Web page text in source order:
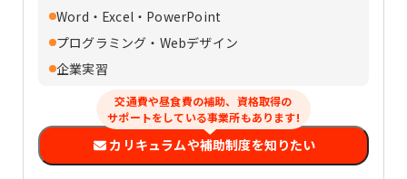
Word・Excel・PowerPoint
プログラミング・Webデザイン
企業実習
交通費や昼食費の補助、資格取得の
サポートをしている事業所もあります!
カリキュラムや補助制度を知りたい